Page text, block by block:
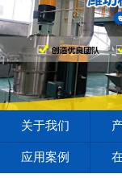
关于我们
应用案例